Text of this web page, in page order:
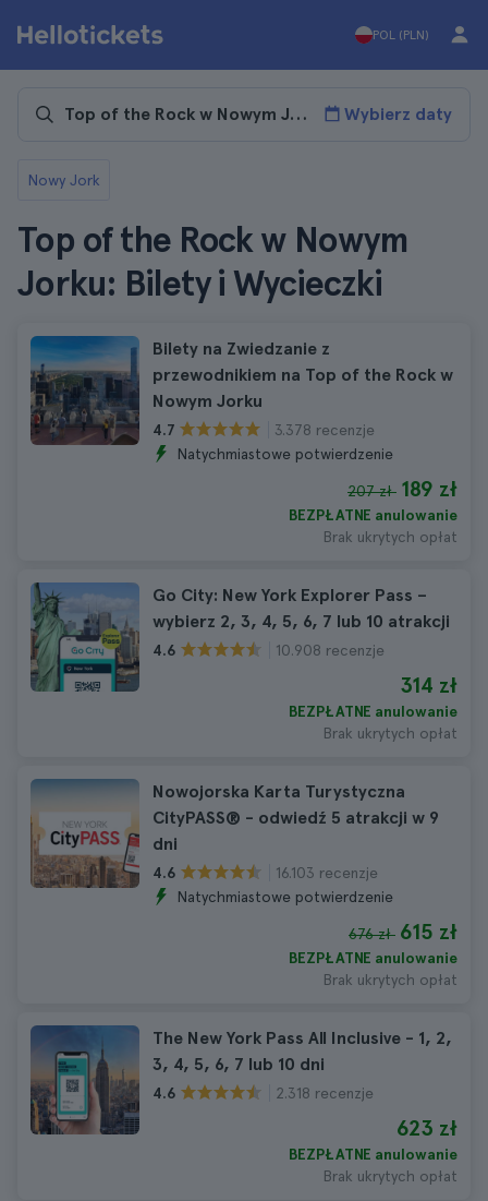
POL (PLN)
Wybierz daty
Nowy Jork
Top of the Rock w Nowym
Jorku: Bilety i Wycieczki
Bilety na Zwiedzanie z
przewodnikiem na Top of the Rock w
Nowym Jorku
4.7
3.378 recenzje
Natychmiastowe potwierdzenie
207 zł 189 zł
BEZPŁATNE anulowanie
Brak ukrytych opłat
Go City: New York Explorer Pass –
wybierz 2, 3, 4, 5, 6, 7 lub 10 atrakcji
4.6 10.908 recenzje
314 zł
BEZPŁATNE anulowanie
Brak ukrytych opłat
Nowojorska Karta Turystyczna
CityPASS® - odwiedź 5 atrakcji w 9
dni
4.6
16.103 recenzje
Natychmiastowe potwierdzenie
676 zł 615 zł
BEZPŁATNE anulowanie
Brak ukrytych opłat
The New York Pass All Inclusive - 1, 2,
3, 4, 5, 6, 7 lub 10 dni
4.6 2.318 recenzje
623 zł
BEZPŁATNE anulowanie
Brak ukrytych opłat